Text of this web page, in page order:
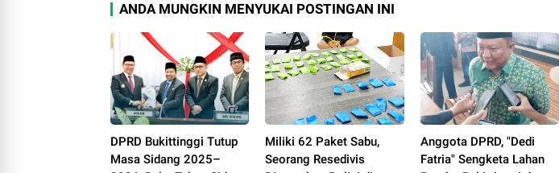
ANDA MUNGKIN MENYUKAI POSTINGAN INI
DPRD Bukittinggi Tutup
Masa Sidang 2025–
Miliki 62 Paket Sabu,
Seorang Resedivis
Anggota DPRD, "Dedi
Fatria" Sengketa Lahan